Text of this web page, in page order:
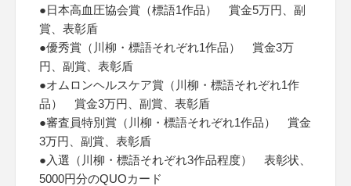
●日本高血圧協会賞（標語1作品） 賞金5万円、副
賞、表彰盾
●優秀賞（川柳・標語それぞれ1作品） 賞金3万
円、副賞、表彰盾
●オムロンヘルスケア賞（川柳・標語それぞれ1作
品） 賞金3万円、副賞、表彰盾
●審査員特別賞（川柳・標語それぞれ1作品） 賞金
3万円、副賞、表彰盾
●入選（川柳・標語それぞれ3作品程度） 表彰状、
5000円分のQUOカード